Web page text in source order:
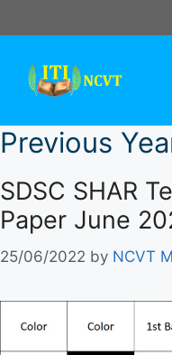
to
Previous
SDSC SHAR
Paper June
25/06/2022 by NCVT